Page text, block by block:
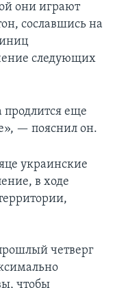
они играют
сославшись на
следующих
продлится еще
— пояснил он.
украинские
в ходе
четверг
чтобы